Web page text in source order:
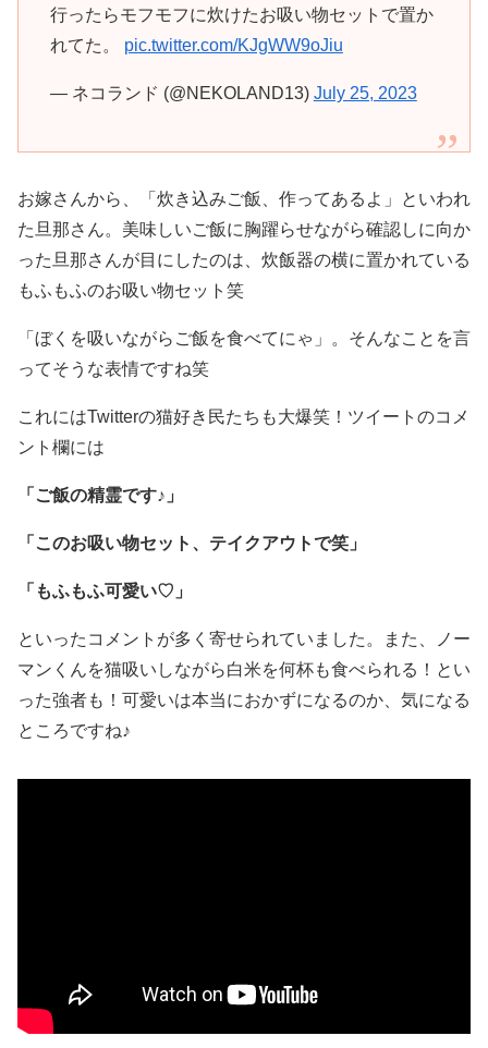
行ったらモフモフに炊けたお吸い物セットで置か
れてた。 pic.twitter.com/KJgWW9oJiu
— ネコランド (@NEKOLAND13) July 25, 2023
お嫁さんから、「炊き込みご飯、作ってあるよ」といわれ
た旦那さん。美味しいご飯に胸躍らせながら確認しに向か
った旦那さんが目にしたのは、炊飯器の横に置かれている
もふもふのお吸い物セット笑
「ぼくを吸いながらご飯を食べてにゃ」。そんなことを言
ってそうな表情ですね笑
これにはTwitterの猫好き民たちも大爆笑！ツイートのコメ
ント欄には
「ご飯の精霊です♪」
「このお吸い物セット、テイクアウトで笑」
「もふもふ可愛い♡」
といったコメントが多く寄せられていました。また、ノー
マンくんを猫吸いしながら白米を何杯も食べられる！とい
った強者も！可愛いは本当におかずになるのか、気になる
ところですね♪